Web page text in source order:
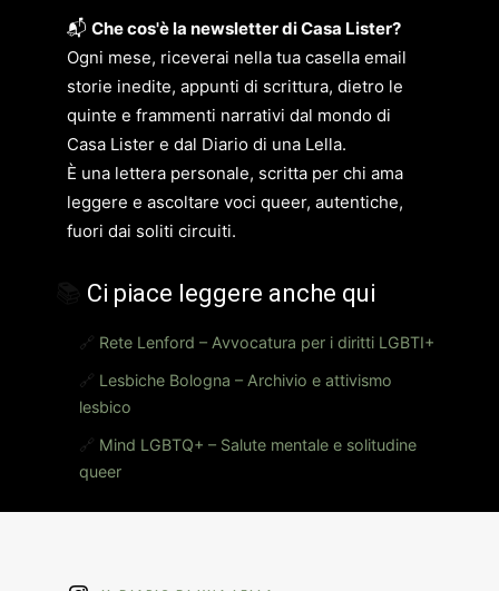
📬 Che cos'è la newsletter di Casa Lister?
Ogni mese, riceverai nella tua casella email
storie inedite, appunti di scrittura, dietro le
quinte e frammenti narrativi dal mondo di
Casa Lister e dal Diario di una Lella.
È una lettera personale, scritta per chi ama
leggere e ascoltare voci queer, autentiche,
fuori dai soliti circuiti.
Ci piace leggere anche qui
🔗 Rete Lenford – Avvocatura per i diritti LGBTI+
🔗 Lesbiche Bologna – Archivio e attivismo
lesbico
🔗 Mind LGBTQ+ – Salute mentale e solitudine
queer